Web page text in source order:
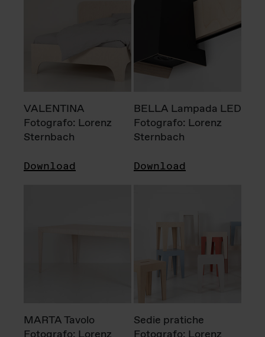
VALENTINA
Fotografo: Lorenz
Sternbach
Download
BELLA Lampada LED
Fotografo: Lorenz
Sternbach
Download
MARTA Tavolo
Fotografo: Lorenz
Sedie pratiche
Fotografo: Lorenz